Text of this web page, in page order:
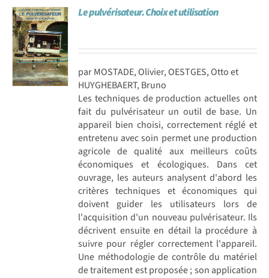
Achat en ligne
Panier WooCommerce
Le pulvérisateur. Choix et utilisation
par MOSTADE, Olivier, OESTGES, Otto et
HUYGHEBAERT, Bruno
Les techniques de production actuelles ont
fait du pulvérisateur un outil de base. Un
appareil bien choisi, correctement réglé et
entretenu avec soin permet une production
agricole de qualité aux meilleurs coûts
économiques et écologiques. Dans cet
ouvrage, les auteurs analysent d'abord les
critères techniques et économiques qui
doivent guider les utilisateurs lors de
l'acquisition d'un nouveau pulvérisateur. Ils
décrivent ensuite en détail la procédure à
suivre pour régler correctement l'appareil.
Une méthodologie de contrôle du matériel
de traitement est proposée ; son application